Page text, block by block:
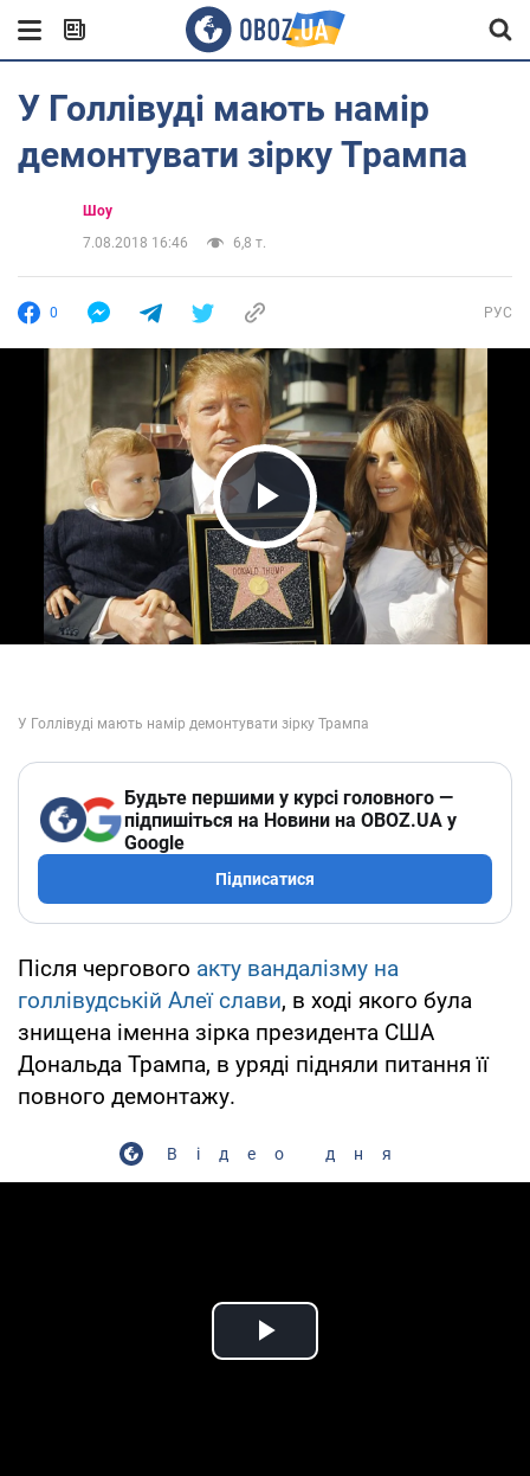
У Голлівуді мають намір
демонтувати зірку Трампа
Шоу
7.08.2018 16:46
6,8 т.
0 РУС
Play Video
Будьте першими у курсі головного —
підпишіться на Новини на OBOZ.UA у
Google
Підписатися
Після чергового акту вандалізму на
голлівудській Алеї слави, в ході якого була
знищена іменна зірка президента США
Дональда Трампа, в уряді підняли питання її
повного демонтажу.
Відео дня
Play Video